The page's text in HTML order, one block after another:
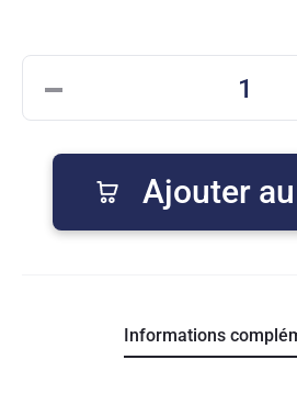
Informations
L'Atelier
Langes
Ajouter